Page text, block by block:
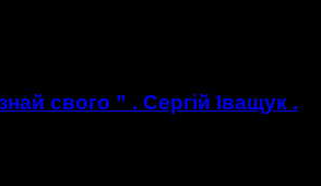
свого ” . Сергій Іващук .